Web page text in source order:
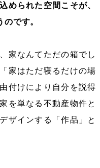
められた空間こそが、
です。
家なんてただの箱でし
家はただ寝るだけの場
付けにより自分を説得
を単なる不動産物件と
ザインする「作品」と